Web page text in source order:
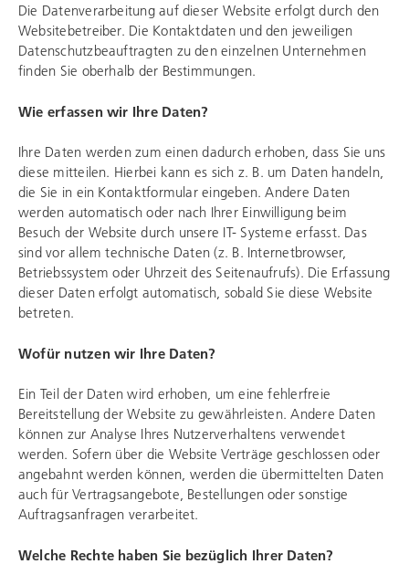
Die Datenverarbeitung auf dieser Website erfolgt durch den
Websitebetreiber. Die Kontaktdaten und den jeweiligen
Datenschutzbeauftragten zu den einzelnen Unternehmen
finden Sie oberhalb der Bestimmungen.
Wie erfassen wir Ihre Daten?
Ihre Daten werden zum einen dadurch erhoben, dass Sie uns
diese mitteilen. Hierbei kann es sich z. B. um Daten handeln,
die Sie in ein Kontaktformular eingeben. Andere Daten
werden automatisch oder nach Ihrer Einwilligung beim
Besuch der Website durch unsere IT- Systeme erfasst. Das
sind vor allem technische Daten (z. B. Internetbrowser,
Betriebssystem oder Uhrzeit des Seitenaufrufs). Die Erfassung
dieser Daten erfolgt automatisch, sobald Sie diese Website
betreten.
Wofür nutzen wir Ihre Daten?
Ein Teil der Daten wird erhoben, um eine fehlerfreie
Bereitstellung der Website zu gewährleisten. Andere Daten
können zur Analyse Ihres Nutzerverhaltens verwendet
werden. Sofern über die Website Verträge geschlossen oder
angebahnt werden können, werden die übermittelten Daten
auch für Vertragsangebote, Bestellungen oder sonstige
Auftragsanfragen verarbeitet.
Welche Rechte haben Sie bezüglich Ihrer Daten?